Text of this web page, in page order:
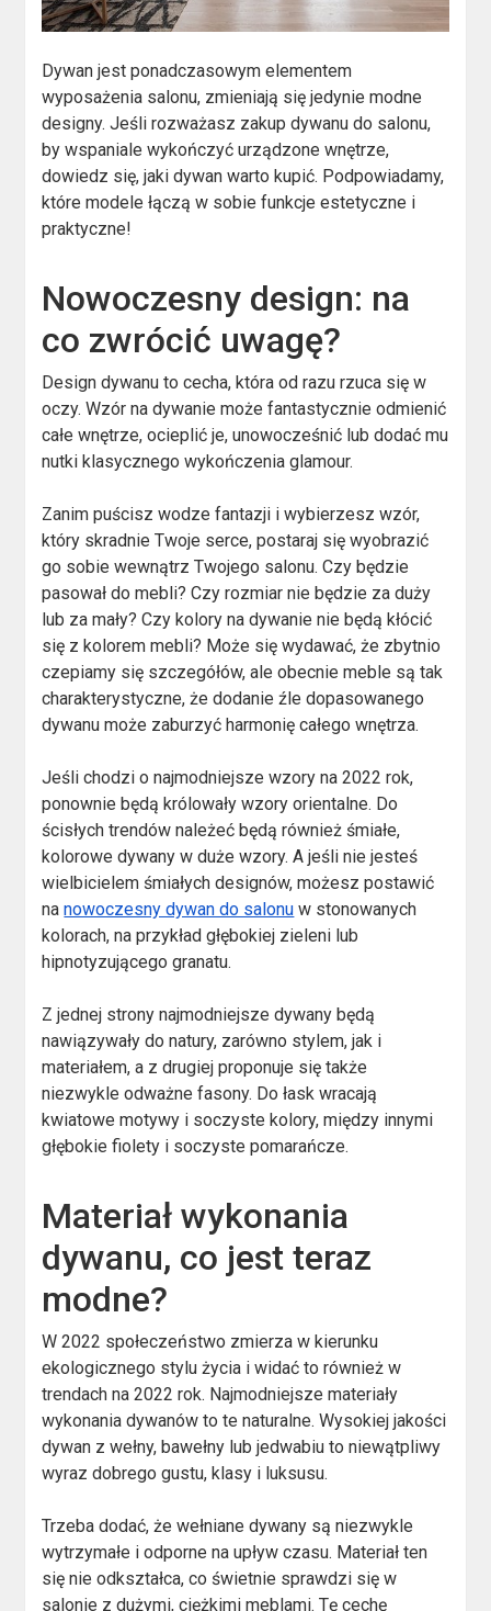
Dywan jest ponadczasowym elementem
wyposażenia salonu, zmieniają się jedynie modne
designy. Jeśli rozważasz zakup dywanu do salonu,
by wspaniale wykończyć urządzone wnętrze,
dowiedz się, jaki dywan warto kupić. Podpowiadamy,
które modele łączą w sobie funkcje estetyczne i
praktyczne!
Nowoczesny design: na
co zwrócić uwagę?
Design dywanu to cecha, która od razu rzuca się w
oczy. Wzór na dywanie może fantastycznie odmienić
całe wnętrze, ocieplić je, unowocześnić lub dodać mu
nutki klasycznego wykończenia glamour.
Zanim puścisz wodze fantazji i wybierzesz wzór,
który skradnie Twoje serce, postaraj się wyobrazić
go sobie wewnątrz Twojego salonu. Czy będzie
pasował do mebli? Czy rozmiar nie będzie za duży
lub za mały? Czy kolory na dywanie nie będą kłócić
się z kolorem mebli? Może się wydawać, że zbytnio
czepiamy się szczegółów, ale obecnie meble są tak
charakterystyczne, że dodanie źle dopasowanego
dywanu może zaburzyć harmonię całego wnętrza.
Jeśli chodzi o najmodniejsze wzory na 2022 rok,
ponownie będą królowały wzory orientalne. Do
ścisłych trendów należeć będą również śmiałe,
kolorowe dywany w duże wzory. A jeśli nie jesteś
wielbicielem śmiałych designów, możesz postawić
nanowoczesny dywan do salonu w stonowanych
kolorach, na przykład głębokiej zieleni lub
hipnotyzującego granatu.
Z jednej strony najmodniejsze dywany będą
nawiązywały do natury, zarówno stylem, jak i
materiałem, a z drugiej proponuje się także
niezwykle odważne fasony. Do łask wracają
kwiatowe motywy i soczyste kolory, między innymi
głębokie fiolety i soczyste pomarańcze.
Materiał wykonania
dywanu, co jest teraz
modne?
W 2022 społeczeństwo zmierza w kierunku
ekologicznego stylu życia i widać to również w
trendach na 2022 rok. Najmodniejsze materiały
wykonania dywanów to te naturalne. Wysokiej jakości
dywan z wełny, bawełny lub jedwabiu to niewątpliwy
wyraz dobrego gustu, klasy i luksusu.
Trzeba dodać, że wełniane dywany są niezwykle
wytrzymałe i odporne na upływ czasu. Materiał ten
się nie odkształca, co świetnie sprawdzi się w
salonie z dużymi, ciężkimi meblami. Tę cechę